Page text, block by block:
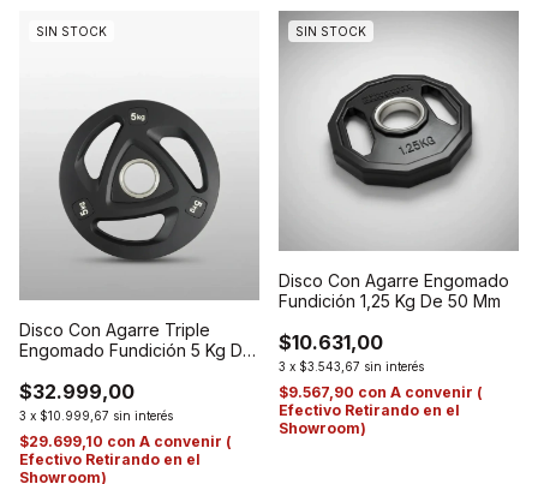
SIN STOCK
Disco Con Agarre Triple
Engomado Fundición 5 Kg De
$32.999,00
3 x $10.999,67 sin interés
$29.699,10 con A convenir (
Efectivo Retirando en el
Showroom)
SIN STOCK
Disco Con Agarre Engomado
Fundición 1,25 Kg De 50 Mm
$10.631,00
3 x $3.543,67 sin interés
$9.567,90 con A convenir (
Efectivo Retirando en el
Showroom)